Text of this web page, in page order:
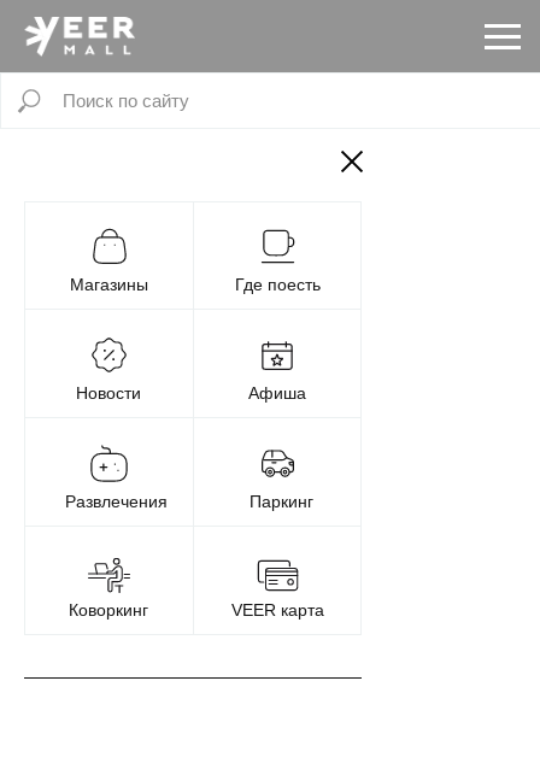
Магазины Где поесть
Новости
Паркинг
Афиша
Развлечения
VEER карта
Коворкинг